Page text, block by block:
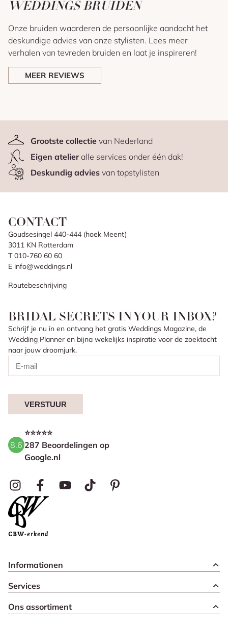
WEDDINGS BRUIDEN
Onze bruiden waarderen de persoonlijke aandacht het
deskundige advies van onze stylisten. Lees meer
verhalen van tevreden bruiden en laat je inspireren!
MEER REVIEWS
Grootste collectievan Nederland
Eigen atelieralle services onder één dak!
Deskundig adviesvan topstylisten
CONTACT
Goudsesingel 440-444 (hoek Meent)
3011 KN Rotterdam
T 010-760 60 60
E info@weddings.nl
Routebeschrijving
BRIDAL SECRETS IN YOUR INBOX?
Schrijf je nu in en ontvang het gratis Weddings Magazine, de
Wedding Planner en bijna wekelijks inspiratie voor de zoektocht
naar jouw droomjurk.
VERSTUUR
8.6
⭐⭐⭐⭐⭐
287 Beoordelingen op
Google.nl
Informationen
Services
Ons assortiment